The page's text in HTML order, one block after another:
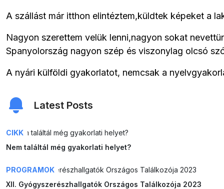
A szállást már itthon elintéztem,küldtek képeket a
Nagyon szerettem velük lenni,nagyon sokat
Spanyolország nagyon szép és viszonylag olcsó
A nyári külföldi gyakorlatot, nemcsak a
Latest Posts
CIKK
Nem találtál még gyakorlati helyet?
PROGRAMOK
XII. Gyógyszerészhallgatók Országos Találkozója 2023